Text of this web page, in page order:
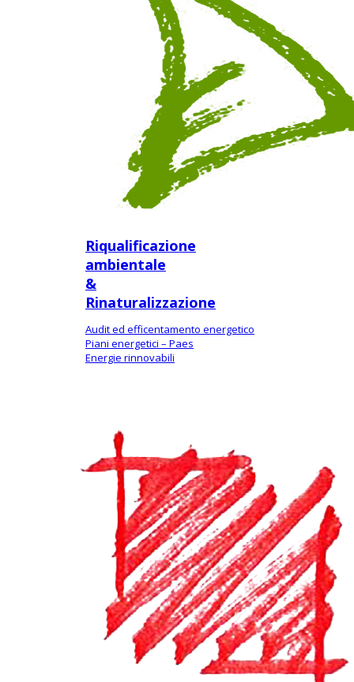
Riqualificazione
ambientale
&
Rinaturalizzazione
Audit ed efficentamento energetico
Piani energetici – Paes
Energie rinnovabili